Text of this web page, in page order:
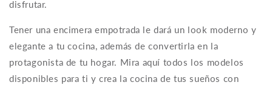
disfrutar.
Tener una encimera empotrada le dará un look moderno y
elegante a tu cocina, además de convertirla en la
protagonista de tu hogar. Mira aquí todos los modelos
disponibles para ti y crea la cocina de tus sueños con